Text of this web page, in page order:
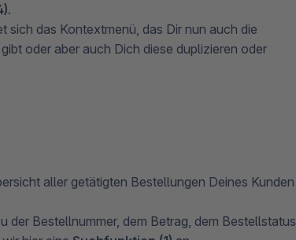
.
sich das Kontextmenü, das Dir nun auch die
oder aber auch Dich diese duplizieren oder
aller getätigten Bestellungen Deines Kunden
der Bestellnummer, dem Betrag, dem Bestellstatus